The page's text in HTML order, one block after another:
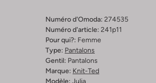
Numéro d'Omoda: 274535
Numéro d'article: 241p11
Pour qui?: Femme
Type: Pantalons
Gentil: Pantalons
Marque: Knit-Ted
Modèle: Julia